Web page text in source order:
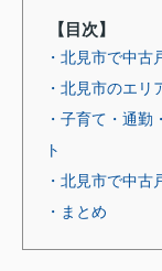
【目次】
・北見市で中
・北見市のエ
・子育て・通
ト
・北見市で中
・まとめ